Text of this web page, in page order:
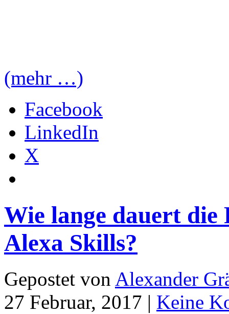
(mehr …)
Facebook
LinkedIn
X
Wie lange dauert die
Alexa Skills?
Gepostet von Alexander
27 Februar, 2017 | Keine